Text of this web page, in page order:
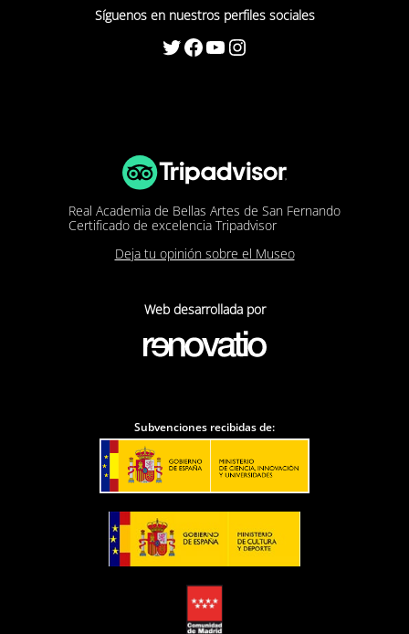
Síguenos en nuestros perfiles sociales
Twitter Facebook YouTube Instagram
Real Academia de Bellas Artes de San Fernando
Certificado de excelencia Tripadvisor
Deja tu opinión sobre el Museo
Web desarrollada por
Subvenciones recibidas de: